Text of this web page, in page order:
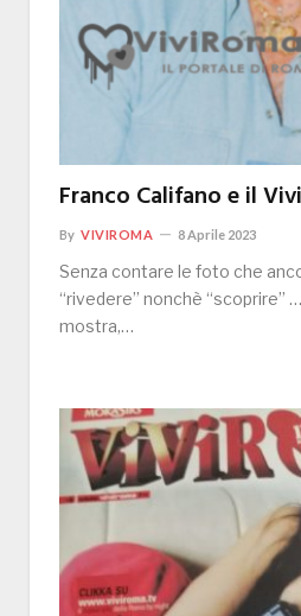
Franco Califano e il
By VIVIROMA 8 Aprile 2023
Senza contare le foto che
“rivedere” nonchè “scoprire”
mostra,…